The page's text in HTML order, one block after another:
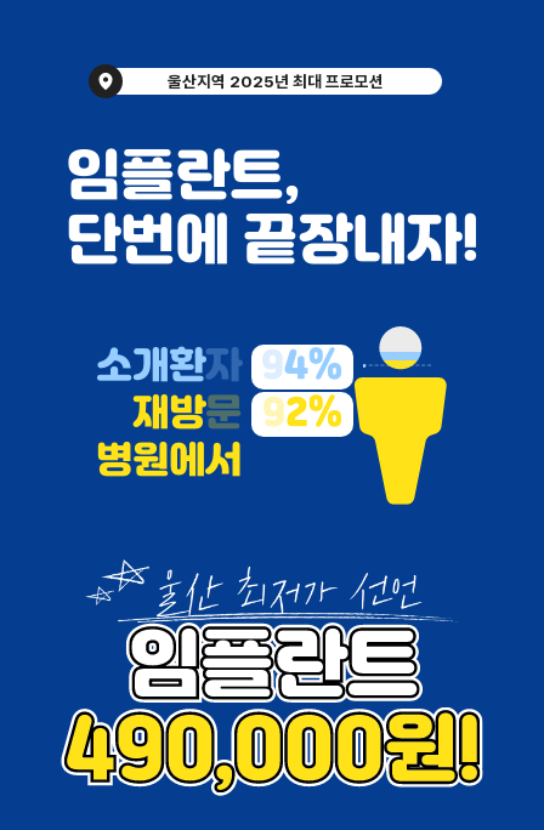
울산지역 2025년 최대 프로모션
임플란트,
단번에 끝장내자!
소개환자 94%
재방문 92%
병원에서